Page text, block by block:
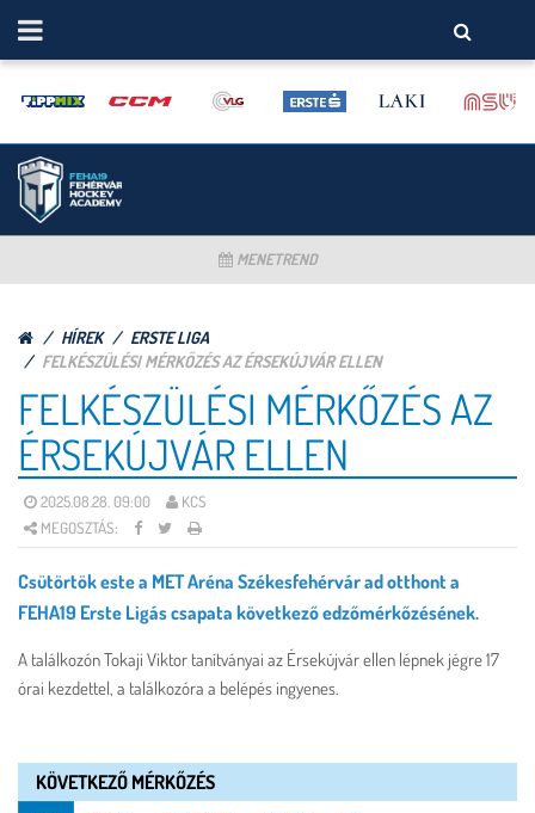
MENETREND
HÍREK
ERSTE LIGA
FELKÉSZÜLÉSI MÉRKŐZÉS AZ ÉRSEKÚJVÁR ELLEN
FELKÉSZÜLÉSI MÉRKŐZÉS AZ
ÉRSEKÚJVÁR ELLEN
2025.08.28. 09:00
KCS
MEGOSZTÁS:
Csütörtök este a MET Aréna Székesfehérvár ad otthont a
FEHA19 Erste Ligás csapata következő edzőmérkőzésének.
A találkozón Tokaji Viktor tanítványai az Érsekújvár ellen lépnek jégre 17
órai kezdettel, a találkozóra a belépés ingyenes.
KÖVETKEZŐ MÉRKŐZÉS